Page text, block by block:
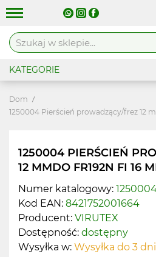
KATEGORIE
Dom
1250004 Pierścień prowadzący/frez 12
1250004 PIERŚCIEŃ
12 MMDO FR192N FI 16
Numer katalogowy:
Kod EAN: 8421752001664
Producent: VIRUTEX
Dostępność: dostępny
Wysyłka w: Wysyłka do 3